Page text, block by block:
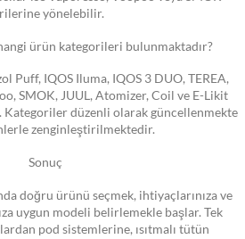
yönelebilir.
ürün kategorileri bulunmaktadır?
Puff, IQOS Iluma, IQOS 3 DUO, TEREA,
SMOK, JUUL, Atomizer, Coil ve E-Likit
Kategoriler düzenli olarak güncellenmekte
zenginleştirilmektedir.
Sonuç
doğru ürünü seçmek, ihtiyaçlarınıza ve
uygun modeli belirlemekle başlar. Tek
pod sistemlerine, ısıtmalı tütün